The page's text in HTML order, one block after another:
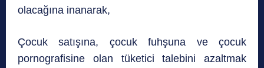
olacağına inanarak,
Çocuk satışına, çocuk fuhşuna ve çocuk
pornografisine olan tüketici talebini azaltmak